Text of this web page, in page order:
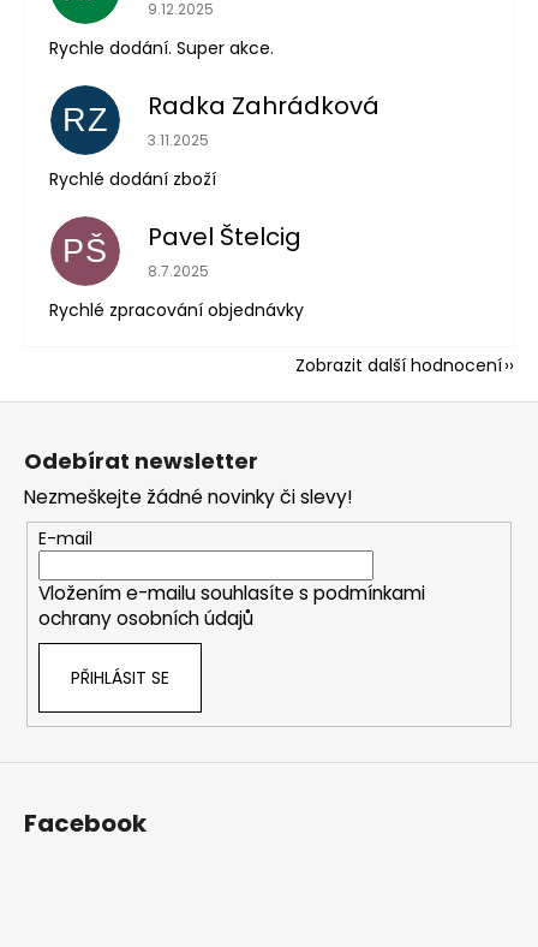
9.12.2025
Rychle dodání. Super akce.
RZ Radka Zahrádková
Hodnocení obchodu je 5 z 5 hvězdiček.
3.11.2025
Rychlé dodání zboží
PŠ Pavel Štelcig
Hodnocení obchodu je 5 z 5 hvězdiček.
8.7.2025
Rychlé zpracování objednávky
Zobrazit další hodnocení
Z
Odebírat newsletter
Nezmeškejte žádné novinky či slevy!
E-mail
Vložením e-mailu souhlasíte s podmínkami
ochrany osobních údajů
PŘIHLÁSIT SE
Facebook